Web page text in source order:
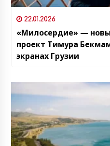
22.01.2026
«Милосердие» —
проект Тимура
экранах Грузии